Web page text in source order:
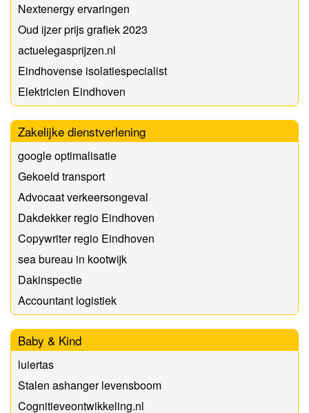
Nextenergy ervaringen
Oud ijzer prijs grafiek 2023
actuelegasprijzen.nl
Eindhovense isolatiespecialist
Elektricien Eindhoven
Zakelijke dienstverlening
google optimalisatie
Gekoeld transport
Advocaat verkeersongeval
Dakdekker regio Eindhoven
Copywriter regio Eindhoven
sea bureau in kootwijk
Dakinspectie
Accountant logistiek
Baby & Kind
luiertas
Stalen ashanger levensboom
Cognitieveontwikkeling.nl